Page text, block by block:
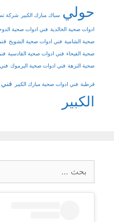
حولي سباك مبارك الكبير شركة
ادوات صحية الخالدية فني ادوات صحية
صحية الشامية فني ادوات صحية الشويخ
صحية الفيحاء فني ادوات صحية القادسية
صحية النزهة فني ادوات صحية اليرموك
قرطبة فني ادوات صحية مبارك الكبير
الكبير
عن: